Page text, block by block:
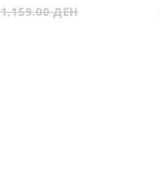
1,159.00 ДЕН